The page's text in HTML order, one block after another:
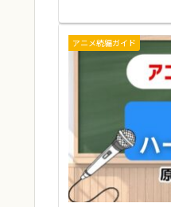
アニメ続編ガイド